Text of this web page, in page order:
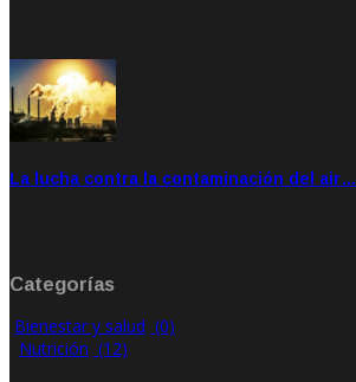
La lucha contra la contaminación del air…
Categorías
Bienestar y salud (0)
Nutrición (12)